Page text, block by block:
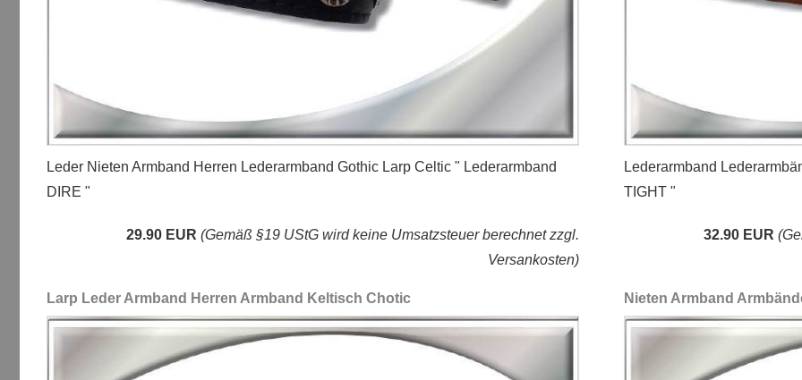
Leder Nieten Armband Herren Lederarmband Gothic Larp Celtic " Lederarmband
DIRE "
29.90 EUR (Gemäß §19 UStG wird keine Umsatzsteuer berechnet zzgl.
Versankosten)
Larp Leder Armband Herren Armband Keltisch Chotic
Lederarmband
TIGHT "
32.90 EUR
Nieten Armband